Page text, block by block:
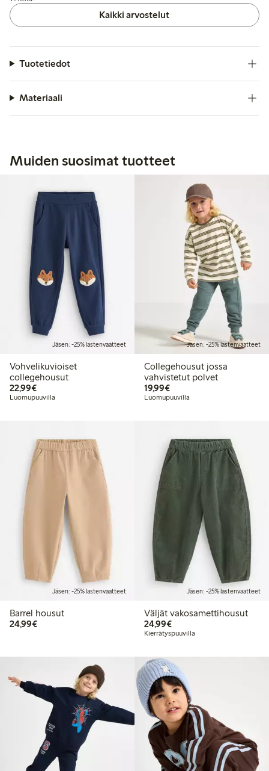
yleisesti pehmeäksi ja sopivaksi päivittäiseen käyttöön,
vaikka muutamassa arvostelussa mainitaan huolia
materiaalin laadusta viimeaikaisissa tilauksissa.
Kaikki arvostelut
Tuotetiedot
Materiaali
Muiden suosimat tuotteet
Jäsen: -25% lastenvaatteet
Vohvelikuvioiset
collegehousut
22,99€22,99 €
Luomupuuvilla
Jäsen: -25% lastenvaatteet
Collegehousut jossa
vahvistetut polvet
19,99€19,99 €
Luomupuuvilla
Jäsen: -25% lastenvaatteet
Barrel housut
24,99€24,99 €
Jäsen: -25% lastenvaatteet
Väljät vakosamettihousut
24,99€24,99 €
Kierrätyspuuvilla